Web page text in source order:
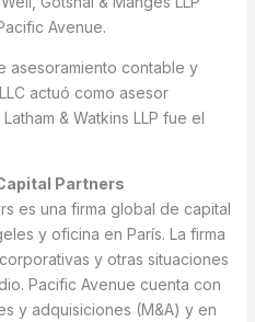
Avenue.
asesoramiento contable y
actuó como asesor
& Watkins LLP fue el
Partners
es una firma global de capital
y oficina en París. La firma
y otras situaciones
Pacific Avenue cuenta con
y adquisiciones (M&A) y en